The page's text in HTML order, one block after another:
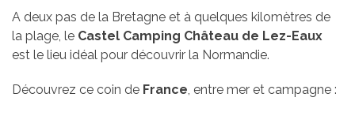
A deux pas de la Bretagne et à quelques kilomètres de
la plage, le Castel Camping Château de Lez-Eaux
est le lieu idéal pour découvrir la Normandie.
Découvrez ce coin de France, entre mer et campagne :